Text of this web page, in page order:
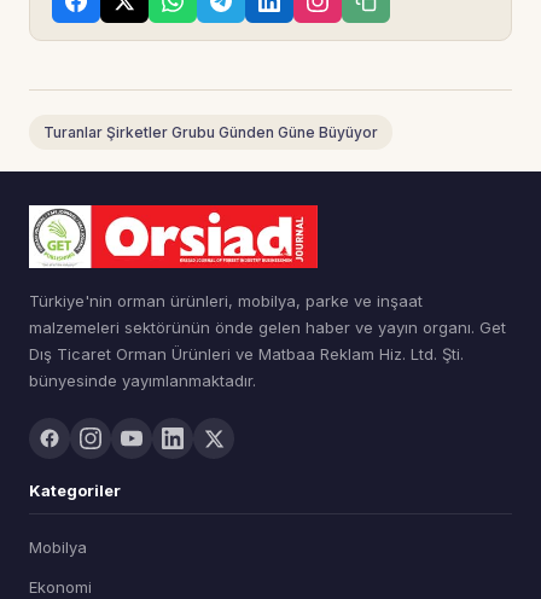
Turanlar Şirketler Grubu Günden Güne Büyüyor
Türkiye'nin orman ürünleri, mobilya, parke ve inşaat
malzemeleri sektörünün önde gelen haber ve yayın organı. Get
Dış Ticaret Orman Ürünleri ve Matbaa Reklam Hiz. Ltd. Şti.
bünyesinde yayımlanmaktadır.
Kategoriler
Mobilya
Ekonomi